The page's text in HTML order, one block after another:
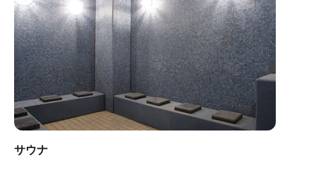
す。
疲労回復や健康増進に役立ちます。
サウナ